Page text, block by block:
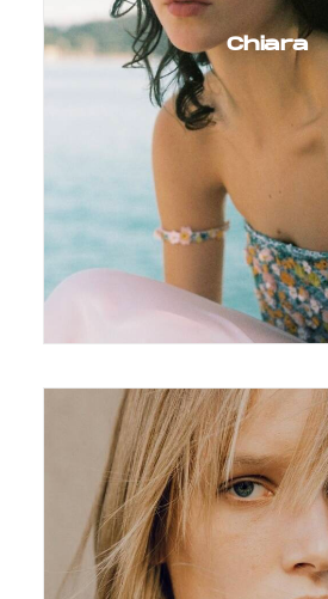
Chiara